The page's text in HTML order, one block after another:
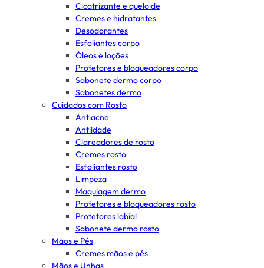
Cicatrizante e queloide
Cremes e hidratantes
Desodorantes
Esfoliantes corpo
Óleos e loções
Protetores e bloqueadores corpo
Sabonete dermo corpo
Sabonetes dermo
Cuidados com Rosto
Antiacne
Antiidade
Clareadores de rosto
Cremes rosto
Esfoliantes rosto
Limpeza
Maquiagem dermo
Protetores e bloqueadores rosto
Protetores labial
Sabonete dermo rosto
Mãos e Pés
Cremes mãos e pés
Mãos e Unhas